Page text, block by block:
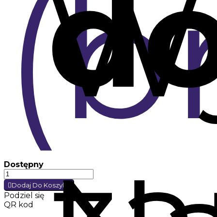
Dostępny
Dodaj Do Koszyka
Podziel się
QR kod